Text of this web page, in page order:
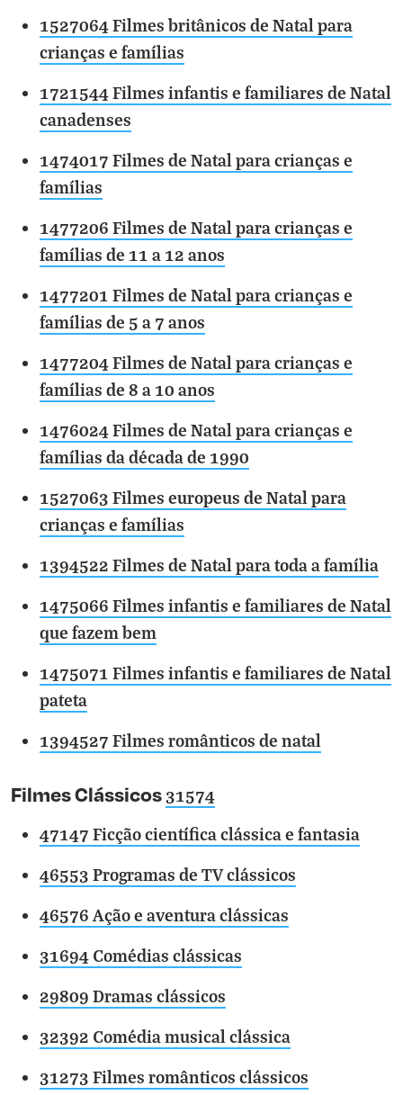
1527064 Filmes britânicos de Natal para
crianças e famílias
1721544 Filmes infantis e familiares de Natal
canadenses
1474017 Filmes de Natal para crianças e
famílias
1477206 Filmes de Natal para crianças e
famílias de 11 a 12 anos
1477201 Filmes de Natal para crianças e
famílias de 5 a 7 anos
1477204 Filmes de Natal para crianças e
famílias de 8 a 10 anos
1476024 Filmes de Natal para crianças e
famílias da década de 1990
1527063 Filmes europeus de Natal para
crianças e famílias
1394522 Filmes de Natal para toda a família
1475066 Filmes infantis e familiares de Natal
que fazem bem
1475071 Filmes infantis e familiares de Natal
pateta
1394527 Filmes românticos de natal
Filmes Clássicos 31574
47147 Ficção científica clássica e fantasia
46553 Programas de TV clássicos
46576 Ação e aventura clássicas
31694 Comédias clássicas
29809 Dramas clássicos
32392 Comédia musical clássica
31273 Filmes românticos clássicos